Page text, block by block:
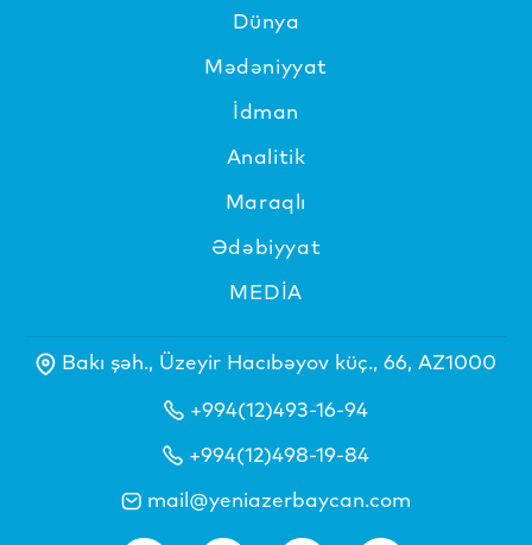
Dünya
Mədəniyyat
İdman
Analitik
Maraqlı
Ədəbiyyat
MEDİA
Bakı şəh., Üzeyir Hacıbəyov küç., 66, AZ1000
+994(12)493-16-94
+994(12)498-19-84
mail@yeniazerbaycan.com